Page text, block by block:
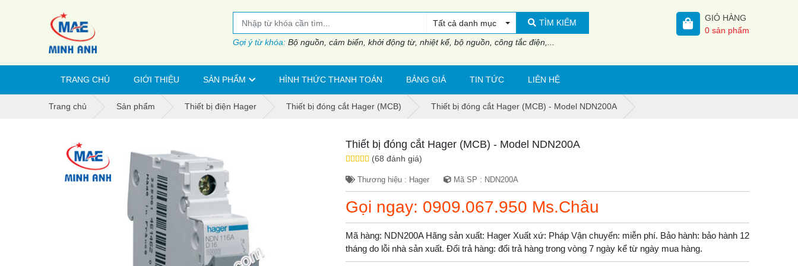
Tất cả danh mục TÌM KIẾM
Gợi ý từ khóa: Bộ nguồn, cảm biến, khởi động từ, nhiệt kế, bộ nguồn, công tắc điện,...
GIỎ HÀNG
0 sản phẩm
TRANG CHỦ GIỚI THIỆU SẢN PHẨM HÌNH THỨC THANH TOÁN BẢNG GIÁ TIN TỨC LIÊN HỆ
Trang chủ Sản phẩm Thiết bị điện Hager Thiết bị đóng cắt Hager (MCB) Thiết bị đóng cắt Hager (MCB) - Model NDN200A
Thiết bị đóng cắt Hager (MCB) - Model NDN200A
(68 đánh giá)
Thương hiệu : Hager Mã SP : NDN200A
Gọi ngay: 0909.067.950 Ms.Châu
Mã hàng: NDN200A Hãng sản xuất: Hager Xuất xứ: Pháp Vận chuyển: miễn phí. Bảo hành: bảo hành 12
tháng do lỗi nhà sản xuất. Đổi trả hàng: đổi trả hàng trong vòng 7 ngày kể từ ngày mua hàng.